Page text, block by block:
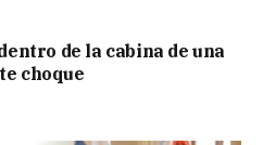
de la cabina de una
choque